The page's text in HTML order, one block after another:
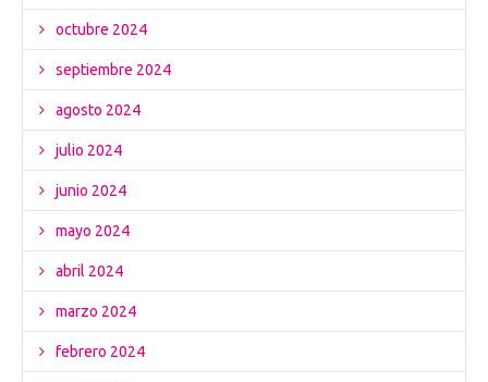
octubre 2024
septiembre 2024
agosto 2024
julio 2024
junio 2024
mayo 2024
abril 2024
marzo 2024
febrero 2024